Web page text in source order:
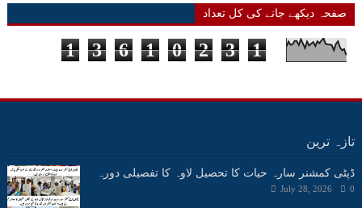
صفحہ دیکھے جانے کی کل تعداد
1 3 6 1 0 2 3 1
تازہ ترین
ڈپٹی کمشنر سارہ حیات کا تحصیل لاوہ کا تفصیلی دورہ
July 28, 2026 0